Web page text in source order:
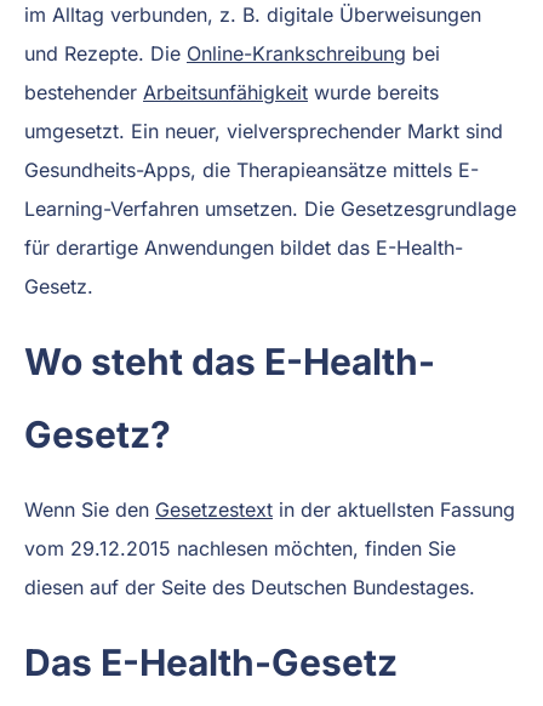
im Alltag verbunden, z. B. digitale Überweisungen
und Rezepte. Die Online-Krankschreibung bei
bestehender Arbeitsunfähigkeit wurde bereits
umgesetzt. Ein neuer, vielversprechender Markt sind
Gesundheits-Apps, die Therapieansätze mittels E-
Learning-Verfahren umsetzen. Die Gesetzesgrundlage
für derartige Anwendungen bildet das E-Health-
Gesetz.
Wo steht das E-Health-
Gesetz?
Wenn Sie den Gesetzestext in der aktuellsten Fassung
vom 29.12.2015 nachlesen möchten, finden Sie
diesen auf der Seite des Deutschen Bundestages.
Das E-Health-Gesetz